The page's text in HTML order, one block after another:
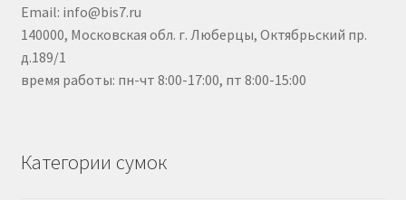
Email: info@bis7.ru
140000, Московская обл. г. Люберцы, Октябрьский пр.
д.189/1
время работы: пн-чт 8:00-17:00, пт 8:00-15:00
Категории сумок